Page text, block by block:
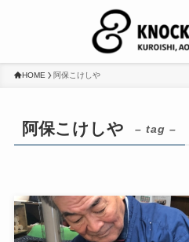
HOME 阿保こけしや
阿保こけしや – tag –